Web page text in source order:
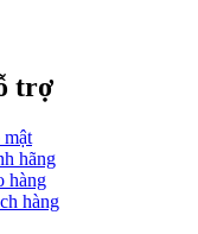
trợ
mật
hãng
hàng
hàng